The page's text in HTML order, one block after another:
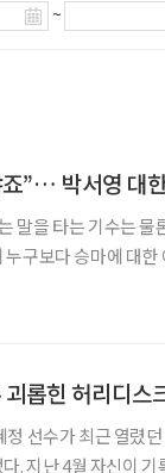
~
”… 박서영 대
말을 타는 기수는 물
구보다 승마에 대한
괴롭힌 허리디스
선수가 최근 열렸
. 지난 4월 자신이 기